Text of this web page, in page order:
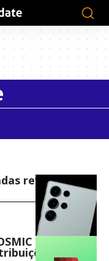
revelam
no Ubuntu,
Linux